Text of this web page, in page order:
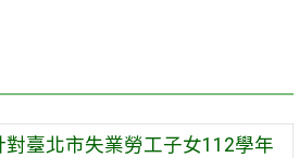
對臺北市失業勞工子女112學年